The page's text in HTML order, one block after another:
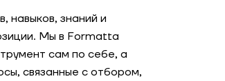
навыков, знаний и
Мы в Formatta
сам по себе, а
связанные с отбором,